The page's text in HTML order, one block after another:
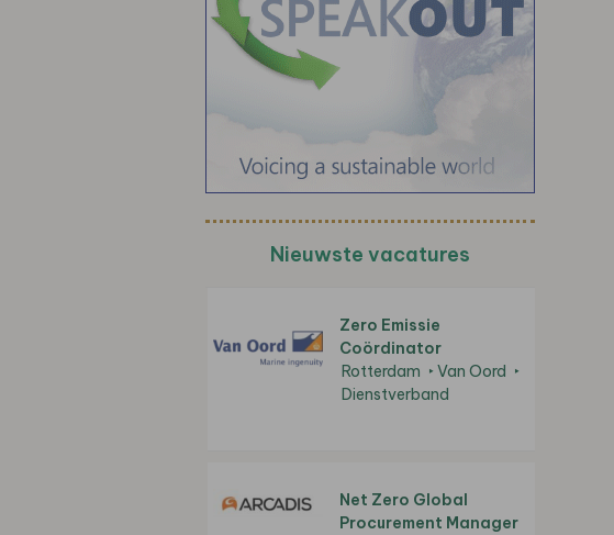
Nieuwste vacatures
Zero Emissie
Coördinator
Rotterdam
Van Oord
Dienstverband
Net Zero Global
Procurement Manager